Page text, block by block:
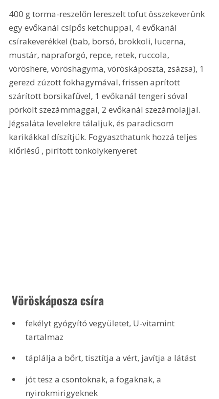
400 g torma-reszelőn lereszelt tofut összekeverünk
egy evőkanál csípős ketchuppal, 4 evőkanál
csírakeverékkel (bab, borsó, brokkoli, lucerna,
mustár, napraforgó, repce, retek, ruccola,
vöröshere, vöröshagyma, vöröskáposzta, zsázsa), 1
gerezd zúzott fokhagymával, frissen aprított
szárított borsikafűvel, 1 evőkanál tengeri sóval
pörkölt szezámmaggal, 2 evőkanál szezámolajjal.
Jégsaláta levelekre tálaljuk, és paradicsom
karikákkal díszítjük. Fogyaszthatunk hozzá teljes
kiőrlésű , pirított tönkölykenyeret
Vöröskáposza csíra
fekélyt gyógyító vegyületet, U-vitamint
tartalmaz
táplálja a bőrt, tisztítja a vért, javítja a látást
jót tesz a csontoknak, a fogaknak, a
nyirokmirigyeknek